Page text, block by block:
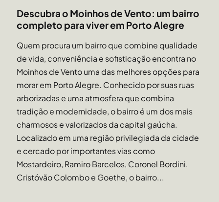
Descubra o Moinhos de Vento: um bairro
completo para viver em Porto Alegre
Quem procura um bairro que combine qualidade
de vida, conveniência e sofisticação encontra no
Moinhos de Vento uma das melhores opções para
morar em Porto Alegre. Conhecido por suas ruas
arborizadas e uma atmosfera que combina
tradição e modernidade, o bairro é um dos mais
charmosos e valorizados da capital gaúcha.
Localizado em uma região privilegiada da cidade
e cercado por importantes vias como
Mostardeiro, Ramiro Barcelos, Coronel Bordini,
Cristóvão Colombo e Goethe, o bairro...